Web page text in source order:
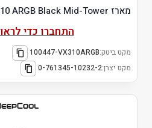
מארז Antec VX310 ARGB Black Mid-Tower
התחברו כדי
מקט ביטק:100447-VX310ARGB
מקט יצרן:0-761345-10232-2